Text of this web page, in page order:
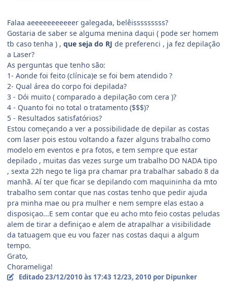
Falaa aeeeeeeeeeeer galegada, belêisssssssss?
Gostaria de saber se alguma menina daqui ( pode ser homem
tb caso tenha ) , que seja do RJ de preferenci , ja fez depilação
a Laser?
As perguntas que tenho são:
1- Aonde foi feito (clínica)e se foi bem atendido ?
2- Qual área do corpo foi depilada?
3 - Dói muito ( comparado a depilação com cera )?
4 - Quanto foi no total o tratamento ($$$)?
5 - Resultados satisfatórios?
Estou começando a ver a possibilidade de depilar as costas
com laser pois estou voltando a fazer alguns trabalho como
modelo em eventos e pra fotos, e tem sempre que estar
depilado , muitas das vezes surge um trabalho DO NADA tipo
, sexta 22h nego te liga pra chamar pra trabalhar sabado 8 da
manhã. Aí ter que ficar se depilando com maquininha da mto
trabalho sem contar que nas costas tenho que pedir ajuda
pra minha mae ou pra mulher e nem sempre elas estao a
disposiçao...E sem contar que eu acho mto feio costas peludas
alem de tirar a definiçao e alem de atrapalhar a visibilidade
da tatuagem que eu vou fazer nas costas daqui a algum
tempo.
Grato,
Chorameliga!
Editado23/12/2010 às 17:43 12/23, 2010 por Dipunker